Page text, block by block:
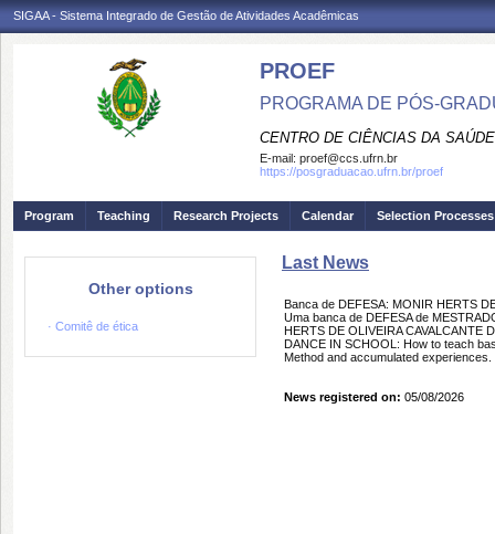
SIGAA - Sistema Integrado de Gestão de Atividades Acadêmicas
PROEF
PROGRAMA DE PÓS-
CENTRO DE CIÊNCIAS DA SAÚDE
E-mail: proef@ccs.ufrn.br
https://posgraduacao.ufrn.br/proef
Program Teaching Research Projects Calendar Selection Processes
Other options
· Comitê de ética
Last News
Banca de DEFESA: MONIR HERTS
Uma banca de DEFESA de
HERTS DE OLIVEIRA CAVALCANTE
DANCE IN SCHOOL: How to teach
Method and accumulated
News registered on: 05/08/2026